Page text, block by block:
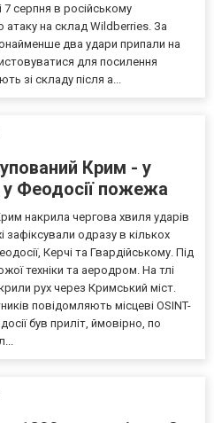
серпня в російському
атаку на склад Wildberries. За
два удари припали на
для посилення
зі складу після а...
Крим - у
у Феодосії пожежа
накрила чергова хвиля ударів
зафіксували одразу в кількох
Керчі та Гвардійському. Під
техніки та аеродром. На тлі
рух через Кримський міст.
повідомляють місцеві OSINT-
був приліт, ймовірно, по